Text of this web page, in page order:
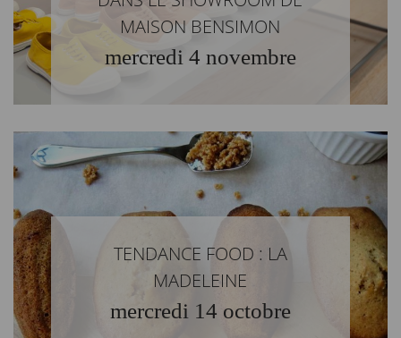
MAISON BENSIMON
mercredi 4 novembre
TENDANCE FOOD : LA
MADELEINE
mercredi 14 octobre